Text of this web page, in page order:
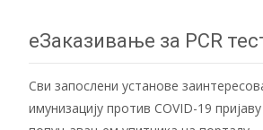
еЗаказивање за PCR
Сви запослени установе
имунизацију против COVID-19